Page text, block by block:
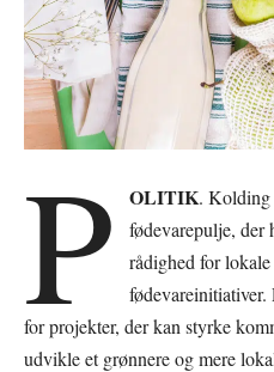
P OLITIK. Kolding
fødevarepulje, der
rådighed for
for projekter, der kan styrke
udvikle et grønnere og mere